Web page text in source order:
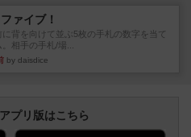
ァイブ！
に背を向けて並ぶ5枚の手札の数字を当て
相手の手札/場...
by daisdice
プリ版はこちら